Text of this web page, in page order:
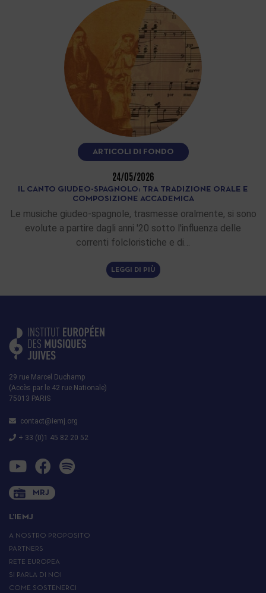
ARTICOLI DI FONDO
24/05/2026
IL CANTO GIUDEO-SPAGNOLO: TRA TRADIZIONE ORALE E
COMPOSIZIONE ACCADEMICA
Le musiche giudeo-spagnole, trasmesse oralmente, si sono
evolute a partire dagli anni '20 sotto l'influenza delle
correnti folcloristiche e di…
LEGGI DI PIÙ
29 rue Marcel Duchamp
(Accès par le 42 rue Nationale)
75013 PARIS
contact@iemj.org
+ 33 (0)1 45 82 20 52
MRJ
L’IEMJ
A NOSTRO PROPOSITO
PARTNERS
RETE EUROPEA
SI PARLA DI NOI
COME SOSTENERCI